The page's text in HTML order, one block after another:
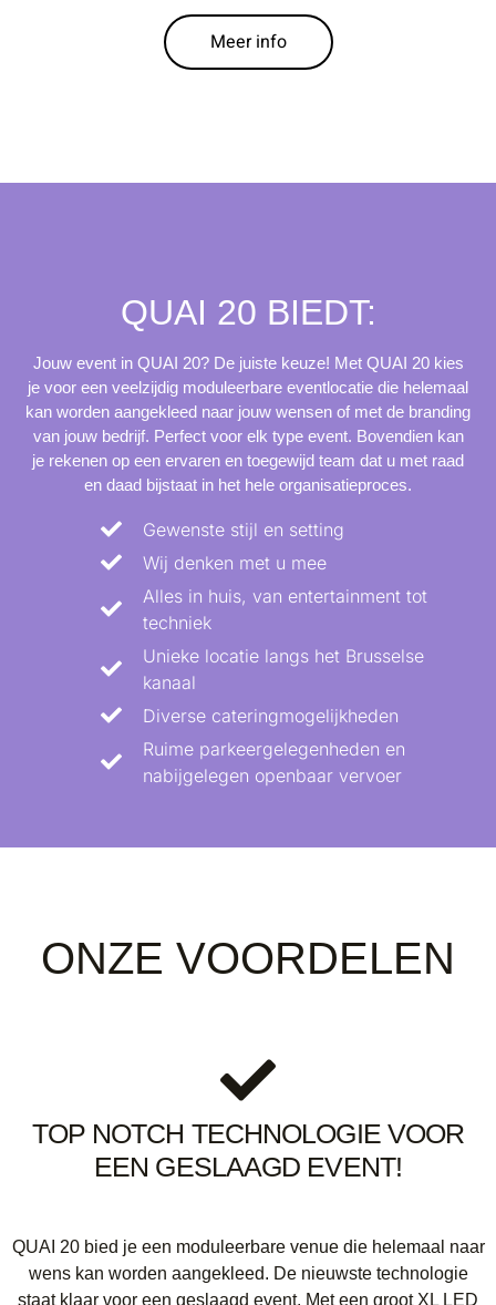
Meer info
QUAI 20 BIEDT:
Jouw event in QUAI 20? De juiste keuze! Met QUAI 20 kies
je voor een veelzijdig moduleerbare eventlocatie die helemaal
kan worden aangekleed naar jouw wensen of met de branding
van jouw bedrijf. Perfect voor elk type event. Bovendien kan
je rekenen op een ervaren en toegewijd team dat u met raad
en daad bijstaat in het hele organisatieproces.
Gewenste stijl en setting
Wij denken met u mee
Alles in huis, van entertainment tot
techniek
Unieke locatie langs het Brusselse
kanaal
Diverse cateringmogelijkheden
Ruime parkeergelegenheden en
nabijgelegen openbaar vervoer
ONZE VOORDELEN
TOP NOTCH TECHNOLOGIE VOOR
EEN GESLAAGD EVENT!
QUAI 20 bied je een moduleerbare venue die helemaal naar
wens kan worden aangekleed. De nieuwste technologie
staat klaar voor een geslaagd event. Met een groot XL LED